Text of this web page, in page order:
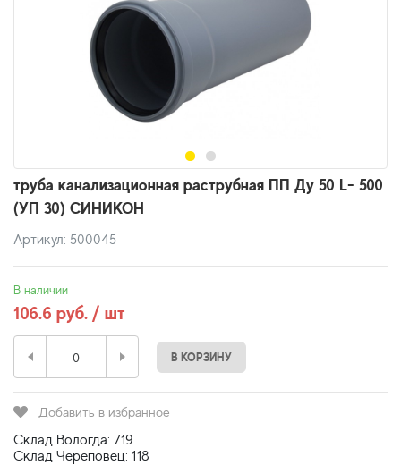
труба канализационная раструбная ПП Ду 50 L- 500
(УП 30) СИНИКОН
Артикул: 500045
В наличии
106.6 руб. / шт
В КОРЗИНУ
Добавить в избранное
Склад Вологда: 719
Склад Череповец: 118